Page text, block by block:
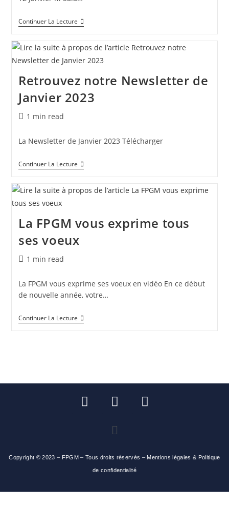
Continuer La Lecture
Retrouvez notre Newsletter de
Janvier 2023
1 min read
La Newsletter de Janvier 2023 Télécharger
Continuer La Lecture
La FPGM vous exprime tous
ses voeux
1 min read
La FPGM vous exprime ses voeux en vidéo En ce début
de nouvelle année, votre…
Continuer La Lecture
Copyright © 2023 – FPGM – Tous droits réservés – Mentions légales & Politique
de confidentialité